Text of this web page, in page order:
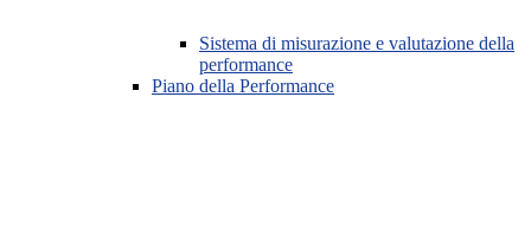
Sistema di misurazione e valutazione della
performance
Piano della Performance